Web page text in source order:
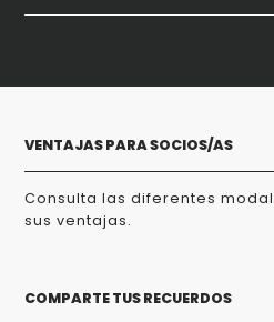
VENTAJAS PARA SOCIOS/AS
Consulta las diferentes
sus ventajas.
COMPARTE TUS RECUERDOS